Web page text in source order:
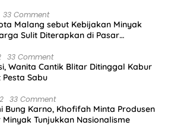
33 Comment
Malang sebut Kebijakan Minyak
Sulit Diterapkan di Pasar
33 Comment
Wanita Cantik Blitar Ditinggal Kabur
Sabu
33 Comment
Bung Karno, Khofifah Minta Produsen
Tunjukkan Nasionalisme